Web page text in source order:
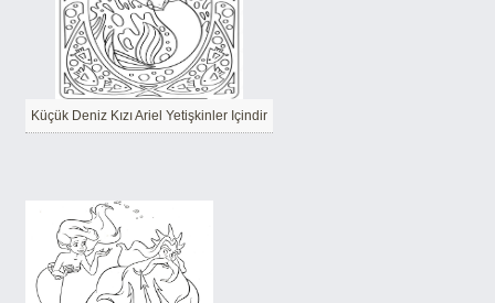
Küçük Deniz Kızı Ariel Yetişkinler Içindir